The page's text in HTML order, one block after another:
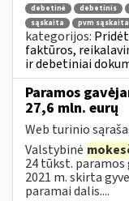
debetinė debetinis
sąskaita
pvm
kategorijos:
faktūros,
ir debetiniai
Paramos
27,6 mln. eurų
Web turinio
Valstybinė
24 tūkst. paramos
2021 m. skirta
paramai dalis....